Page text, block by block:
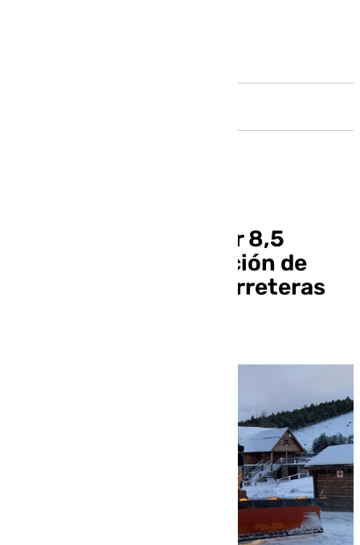
La Junta adjudica por 8,5
millones la conservación de
268 kilómetros de carreteras